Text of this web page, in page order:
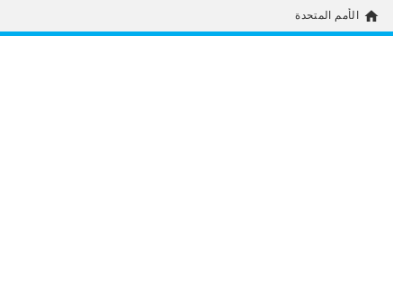
home الأمم المتحدة